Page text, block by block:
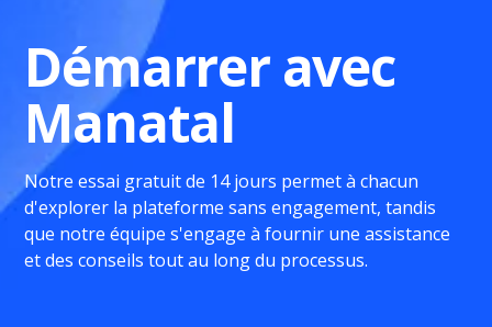
Démarrer avec
Manatal
Notre essai gratuit de 14 jours permet à chacun
d'explorer la plateforme sans engagement, tandis
que notre équipe s'engage à fournir une assistance
et des conseils tout au long du processus.